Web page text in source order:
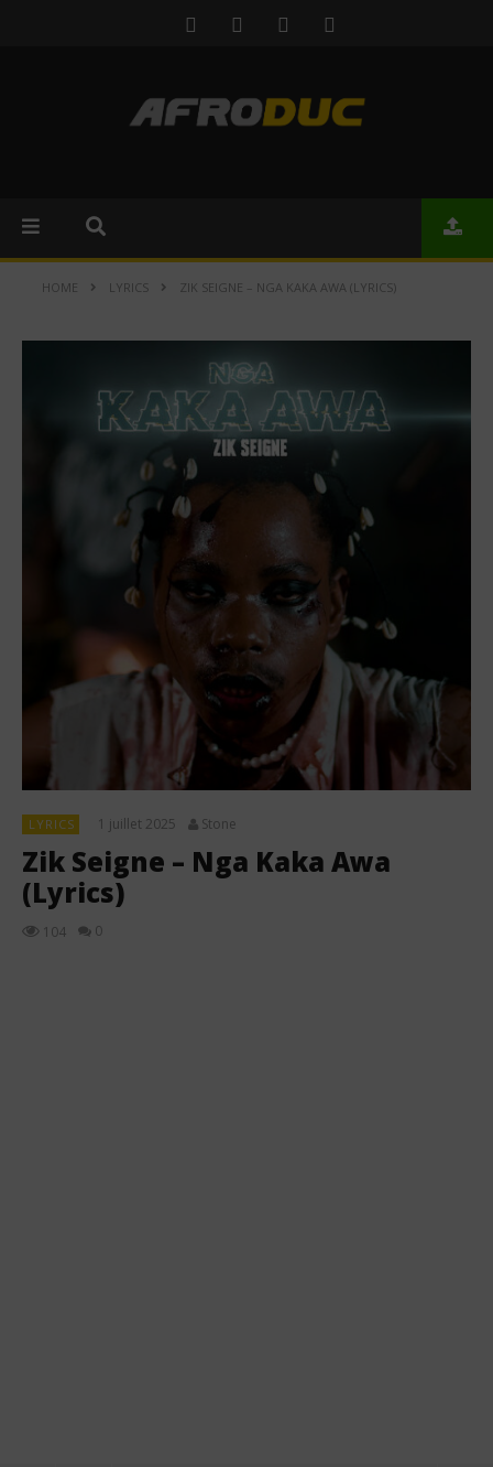
HOME LYRICS ZIK SEIGNE – NGA KAKA AWA (LYRICS)
LYRICS 1 juillet 2025 Stone
Zik Seigne – Nga Kaka Awa
(Lyrics)
104 0